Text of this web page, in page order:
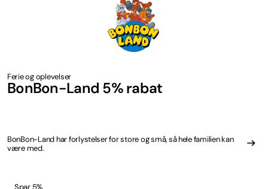
BonBon-Land 5% rabat
Ferie og oplevelser
BonBon-Land har forlystelser for store og små, så hele familien kan
være med.
Spar 5%